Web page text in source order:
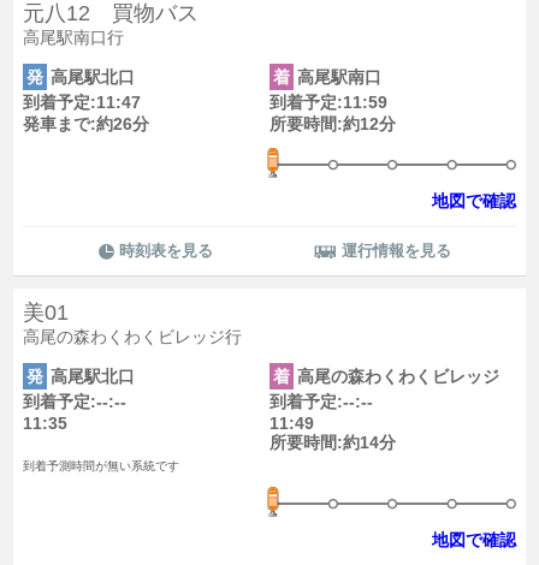
元八12 買物バス
高尾駅南口行
発 高尾駅北口
到着予定:11:47
発車まで:約26分
着 高尾駅南口
到着予定:11:59
所要時間:約12分
地図で確認
時刻表を見る 運行情報を見る
美01
高尾の森わくわくビレッジ行
発 高尾駅北口
到着予定:--:--
11:35
着 高尾の森わくわくビレッジ
到着予定:--:--
11:49
所要時間:約14分
到着予測時間が無い系統です
地図で確認